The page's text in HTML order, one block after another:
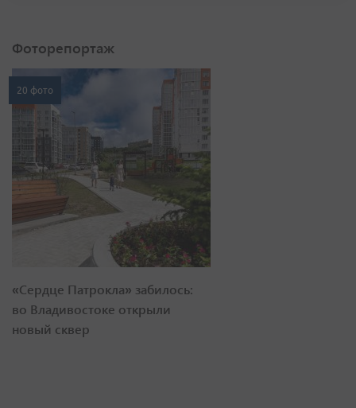
Фоторепортаж
20 фото
«Сердце Патрокла» забилось:
во Владивостоке открыли
новый сквер